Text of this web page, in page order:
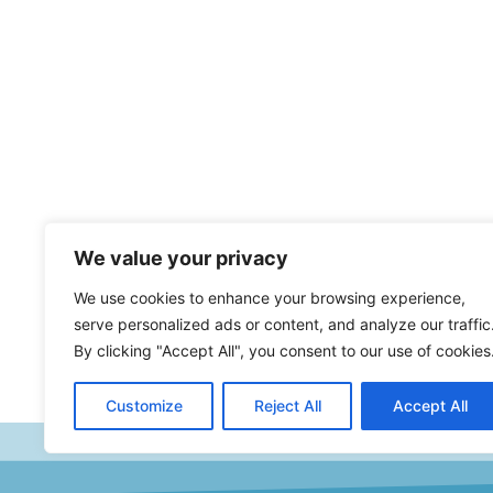
We value your privacy
We use cookies to enhance your browsing experience,
serve personalized ads or content, and analyze our
By clicking "Accept All", you consent to our use of
Customize Reject All Accept All